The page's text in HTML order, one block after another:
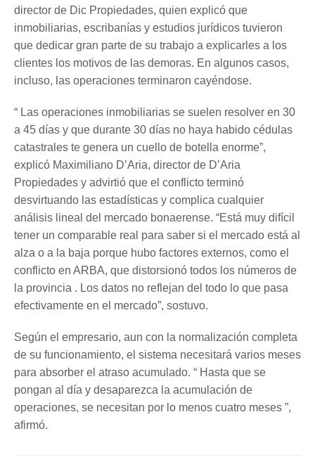
director de Dic Propiedades, quien explicó que
inmobiliarias, escribanías y estudios jurídicos tuvieron
que dedicar gran parte de su trabajo a explicarles a los
clientes los motivos de las demoras. En algunos casos,
incluso, las operaciones terminaron cayéndose.
“ Las operaciones inmobiliarias se suelen resolver en 30
a 45 días y que durante 30 días no haya habido cédulas
catastrales te genera un cuello de botella enorme”,
explicó Maximiliano D’Aria, director de D’Aria
Propiedades y advirtió que el conflicto terminó
desvirtuando las estadísticas y complica cualquier
análisis lineal del mercado bonaerense. “Está muy difícil
tener un comparable real para saber si el mercado está al
alza o a la baja porque hubo factores externos, como el
conflicto en ARBA, que distorsionó todos los números de
la provincia . Los datos no reflejan del todo lo que pasa
efectivamente en el mercado”, sostuvo.
Según el empresario, aun con la normalización completa
de su funcionamiento, el sistema necesitará varios meses
para absorber el atraso acumulado. “ Hasta que se
pongan al día y desaparezca la acumulación de
operaciones, se necesitan por lo menos cuatro meses ”,
afirmó.